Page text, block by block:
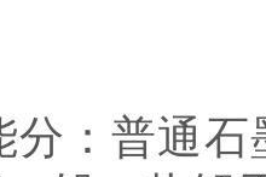
分：普通